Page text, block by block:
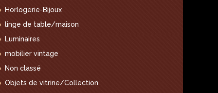
Horlogerie-Bijoux
linge de table/maison
Luminaires
mobilier vintage
Non classé
Objets de vitrine/Collection